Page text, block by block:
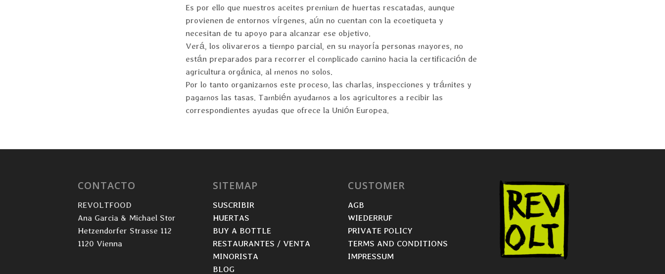
Es por ello que nuestros aceites premium de huertas rescatadas, aunque
provienen de entornos vírgenes, aún no cuentan con la ecoetiqueta y
necesitan de tu apoyo para alcanzar ese objetivo.
Verá, los olivareros a tiempo parcial, en su mayoría personas mayores, no
están preparados para recorrer el complicado camino hacia la certificación de
agricultura orgánica, al menos no solos.
Por lo tanto organizamos este proceso, las charlas, inspecciones y trámites y
pagamos las tasas. También ayudamos a los agricultores a recibir las
correspondientes ayudas que ofrece la Unión Europea.
CONTACTO
REVOLTFOOD
Ana Garcia & Michael Stor
Hetzendorfer Strasse 112
1120 Vienna
SITEMAP
SUSCRIBIR
HUERTAS
BUY A BOTTLE
RESTAURANTES / VENTA
MINORISTA
BLOG
CUSTOMER
AGB
WIEDERRUF
PRIVATE POLICY
TERMS AND CONDITIONS
IMPRESSUM